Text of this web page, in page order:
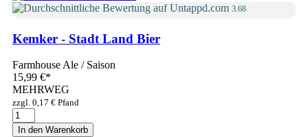
3.68
Kemker - Stadt Land Bier
Farmhouse Ale / Saison
15,99 €*
MEHRWEG
zzgl. 0,17 € Pfand
In den Warenkorb